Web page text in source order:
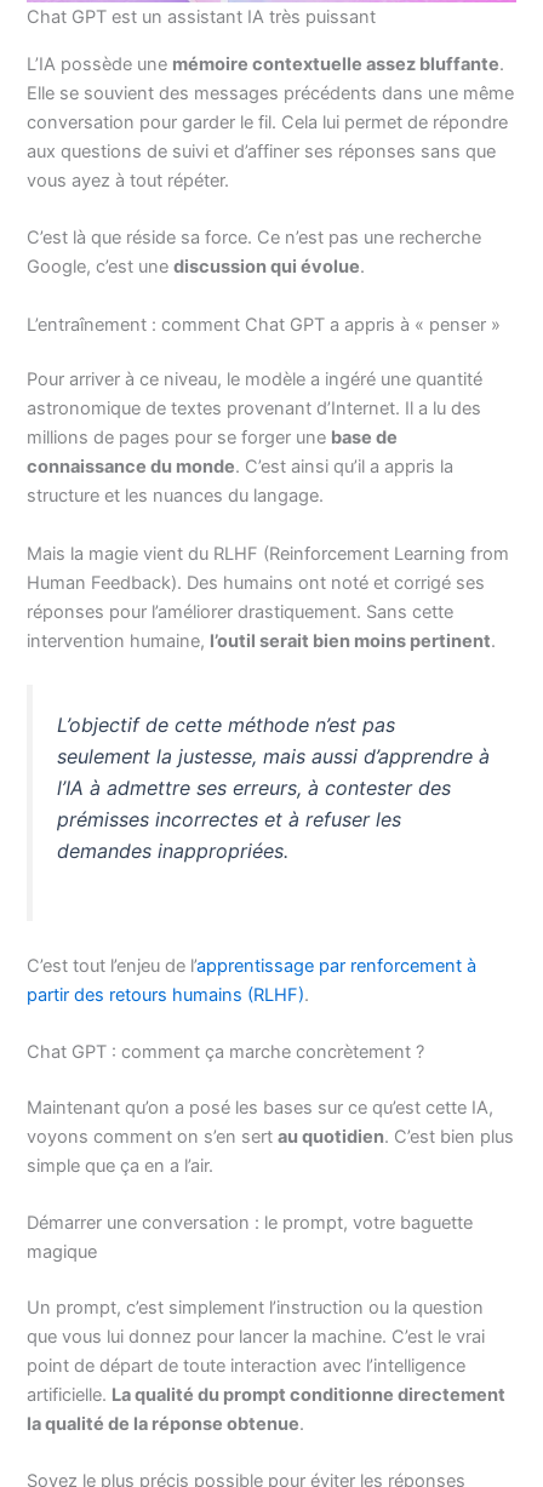
Chat GPT est un assistant IA très puissant
L’IA possède une mémoire contextuelle assez bluffante.
Elle se souvient des messages précédents dans une même
conversation pour garder le fil. Cela lui permet de répondre
aux questions de suivi et d’affiner ses réponses sans que
vous ayez à tout répéter.
C’est là que réside sa force. Ce n’est pas une recherche
Google, c’est unediscussion qui évolue.
L’entraînement : comment Chat GPT a appris à « penser »
Pour arriver à ce niveau, le modèle a ingéré une quantité
astronomique de textes provenant d’Internet. Il a lu des
millions de pages pour se forger une base de
connaissance du monde. C’est ainsi qu’il a appris la
structure et les nuances du langage.
Mais la magie vient du RLHF (Reinforcement Learning from
Human Feedback). Des humains ont noté et corrigé ses
réponses pour l’améliorer drastiquement. Sans cette
intervention humaine, l’outil serait bien moins pertinent.
L’objectif de cette méthode n’est pas
seulement la justesse, mais aussi d’apprendre à
l’IA à admettre ses erreurs, à contester des
prémisses incorrectes et à refuser les
demandes inappropriées.
C’est tout l’enjeu de l’apprentissage par renforcement à
partir des retours humains (RLHF).
Chat GPT : comment ça marche concrètement ?
Maintenant qu’on a posé les bases sur ce qu’est cette IA,
voyons comment on s’en sertau quotidien. C’est bien plus
simple que ça en a l’air.
Démarrer une conversation : le prompt, votre baguette
magique
Un prompt, c’est simplement l’instruction ou la question
que vous lui donnez pour lancer la machine. C’est le vrai
point de départ de toute interaction avec l’intelligence
artificielle. La qualité du prompt conditionne directement
la qualité de la réponse obtenue.
Soyez le plus précis possible pour éviter les réponses